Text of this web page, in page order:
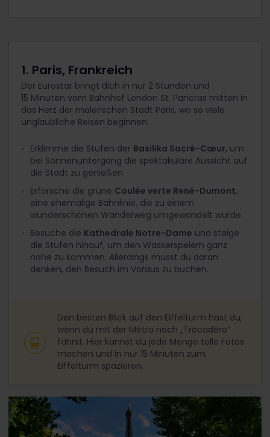
1. Paris, Frankreich
Der Eurostar bringt dich in nur 2 Stunden und
15 Minuten vom Bahnhof London St. Pancras mitten in
das Herz der malerischen Stadt Paris, wo so viele
unglaubliche Reisen beginnen.
Erklimme die Stufen der Basilika Sacré-Cœur, um
bei Sonnenuntergang die spektakuläre Aussicht auf
die Stadt zu genießen.
Erforsche die grüne Coulée verte René-Dumont,
eine ehemalige Bahnlinie, die zu einem
wunderschönen Wanderweg umgewandelt wurde.
Besuche die Kathedrale Notre-Dame und steige
die Stufen hinauf, um den Wasserspeiern ganz
nahe zu kommen. Allerdings musst du daran
denken, den Besuch im Voraus zu buchen.
Den besten Blick auf den Eiffelturm hast du,
wenn du mit der Métro nach „Trocadéro“
fährst. Hier kannst du jede Menge tolle Fotos
machen und in nur 15 Minuten zum
Eiffelturm spazieren.